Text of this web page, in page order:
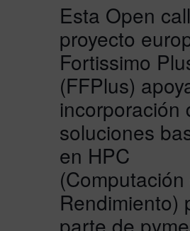
Esta Open
proyecto
Fortissimo
(FFPlus)
incorporación
soluciones
en HPC
Rendimiento)